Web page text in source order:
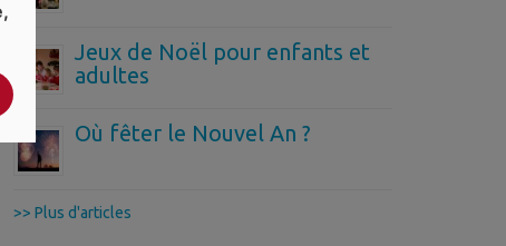
Jeux de Noël pour enfants et
adultes
Où fêter le Nouvel An ?
>> Plus d'articles